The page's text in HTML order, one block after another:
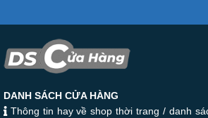
DANH SÁCH CỬA HÀNG
Thông tin hay về shop thời trang / danh